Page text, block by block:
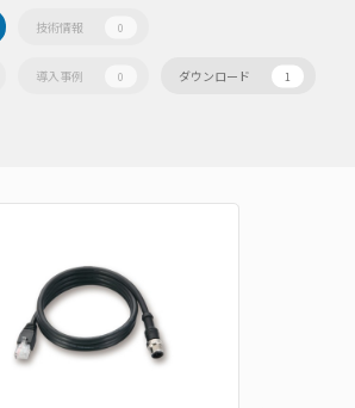
技術情報 0
導入事例 0 ダウンロード 1